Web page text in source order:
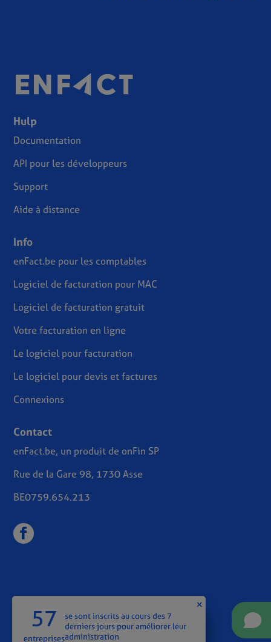
Hulp
Documentation
API pour les développeurs
Support
Aide à distance
Info
enFact.be pour les comptables
Logiciel de facturation pour MAC
Logiciel de facturation gratuit
Votre facturation en ligne
Le logiciel pour facturation
Le logiciel pour devis et factures
Connexions
Contact
enFact.be, un produit de onFin SP
Rue de la Gare 98, 1730 Asse
BE0759.654.213
Accord de confidentialité (GDPR)
57
entreprises
se sont inscrits au cours des 7
derniers jours pour améliorer leur
administration